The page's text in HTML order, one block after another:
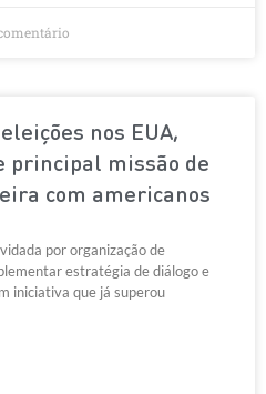
nos EUA,
principal missão de
com americanos
por organização de
estratégia de diálogo e
iniciativa que já superou